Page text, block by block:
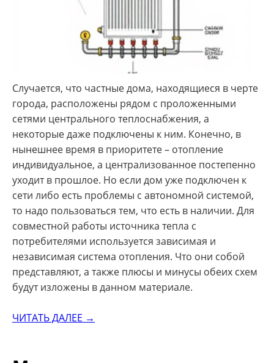
Случается, что частные дома, находящиеся в черте
города, расположены рядом с проложенными
сетями центрального теплоснабжения, а
некоторые даже подключены к ним. Конечно, в
нынешнее время в приоритете – отопление
индивидуальное, а централизованное постепенно
уходит в прошлое. Но если дом уже подключен к
сети либо есть проблемы с автономной системой,
то надо пользоваться тем, что есть в наличии. Для
совместной работы источника тепла с
потребителями используется зависимая и
независимая система отопления. Что они собой
представляют, а также плюсы и минусы обеих схем
будут изложены в данном материале.
ЧИТАТЬ ДАЛЕЕ →